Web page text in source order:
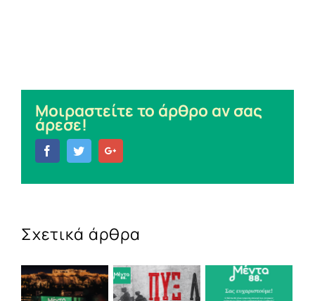
Μοιραστείτε το άρθρο αν σας
άρεσε!
FacebookTwitter
Σχετικά άρθρα